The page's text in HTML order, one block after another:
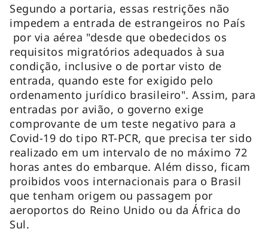
Segundo a portaria, essas restrições não
impedem a entrada de estrangeiros no País
por via aérea "desde que obedecidos os
requisitos migratórios adequados à sua
condição, inclusive o de portar visto de
entrada, quando este for exigido pelo
ordenamento jurídico brasileiro". Assim, para
entradas por avião, o governo exige
comprovante de um teste negativo para a
Covid-19 do tipo RT-PCR, que precisa ter sido
realizado em um intervalo de no máximo 72
horas antes do embarque. Além disso, ficam
proibidos voos internacionais para o Brasil
que tenham origem ou passagem por
aeroportos do Reino Unido ou da África do
Sul.